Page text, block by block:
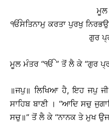
ਮੂਲ
ੴਸਤਿਨਾਮੁ ਕਰਤਾ ਪੁਰਖੁ
ਗੁਰ
ਮੂਲ ਮੰਤਰ ‘‘ੴ ” ਤੋਂ ਲੈ ਕੇ ‘‘ਗੁਰ
॥ਜਪੁ॥ ਲਿਖਿਆ ਹੈ, ਇਹ ਜਪੁ ਜੀ
ਸਾਹਿਬ ਬਾਣੀ । ‘‘ਆਦਿ ਸਚੁ
ਸਚੁ॥” ਤੋਂ ਲੈ ਕੇ ‘‘ਨਾਨਕ ਤੇ ਮੁਖ